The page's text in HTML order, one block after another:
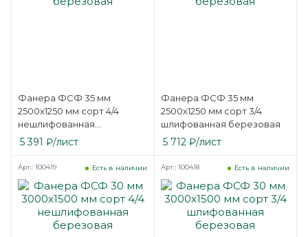
Фанера ФСФ 35 мм
2500х1250 мм сорт 4/4
нешлифованная
березовая
5 391 ₽/лист
Фанера ФСФ 35 мм
2500х1250 мм сорт 3/4
шлифованная березовая
5 712₽/лист
Есть в наличии
Арт.: 100419 Есть в наличии
Арт.: 100418